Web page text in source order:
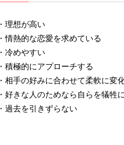
・理想が高い
・情熱的な恋愛を求めている
・冷めやすい
・積極的にアプローチする
・相手の好みに合わせて柔軟に変
・好きな人のためなら自らを犠牲
・過去を引きずらない